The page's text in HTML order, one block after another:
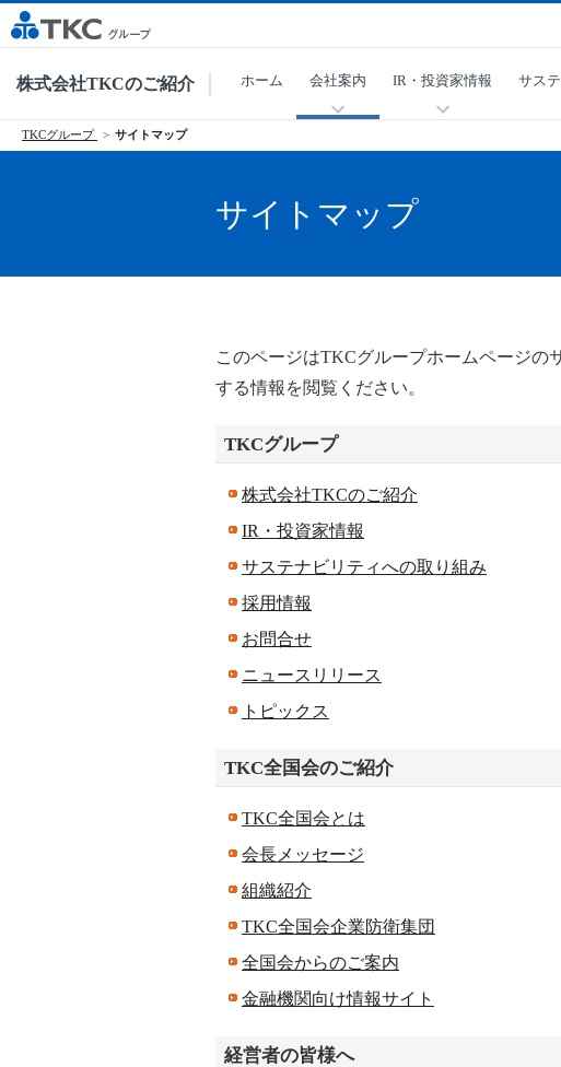
株式会社TKCのご紹介 ホーム 会社案内 IR・投資家情報 サス
TKCグループ サイトマップ
サイトマップ
このページはTKCグループホームページの
する情報を閲覧ください。
TKCグループ
株式会社TKCのご紹介
IR・投資家情報
サステナビリティへの取り組み
採用情報
お問合せ
ニュースリリース
トピックス
TKC全国会のご紹介
TKC全国会とは
会長メッセージ
組織紹介
TKC全国会企業防衛集団
全国会からのご案内
金融機関向け情報サイト
経営者の皆様へ